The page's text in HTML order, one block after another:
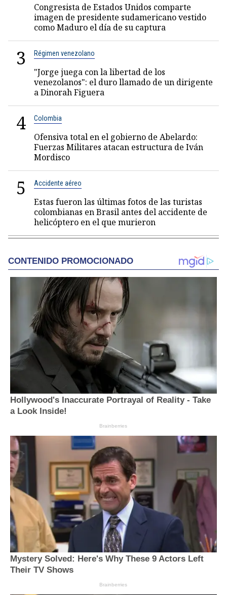
Congresista de Estados Unidos comparte
imagen de presidente sudamericano vestido
como Maduro el día de su captura
3 Régimen venezolano
"Jorge juega con la libertad de los
venezolanos": el duro llamado de un dirigente
a Dinorah Figuera
4 Colombia
Ofensiva total en el gobierno de Abelardo:
Fuerzas Militares atacan estructura de Iván
Mordisco
5 Accidente aéreo
Estas fueron las últimas fotos de las turistas
colombianas en Brasil antes del accidente de
helicóptero en el que murieron